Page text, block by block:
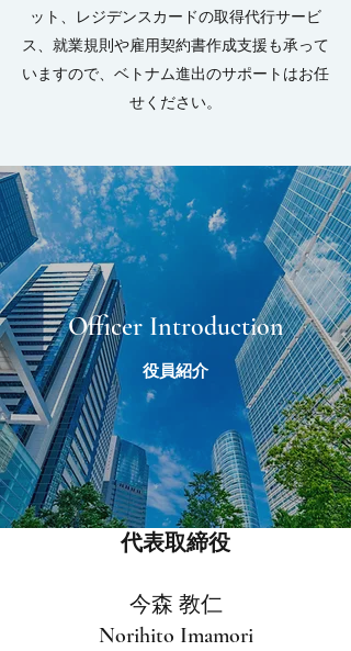
ット、レジデンスカードの取得代行サービ
ス、就業規則や雇用契約書作成支援も承って
いますので、ベトナム進出のサポートはお任
せください。
Officer Introduction
役員紹介
代表取締役
今森 教仁
Norihito Imamori